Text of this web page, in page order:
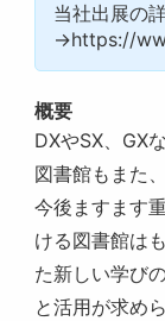
当社出展の
→https://
概要
DXやSX、GX
図書館もまた
今後ますます
ける図書館は
た新しい学び
と活用が求め